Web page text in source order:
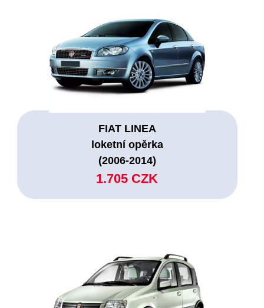
FIAT LINEA
loketní opěrka
(2006-2014)
1.705 CZK